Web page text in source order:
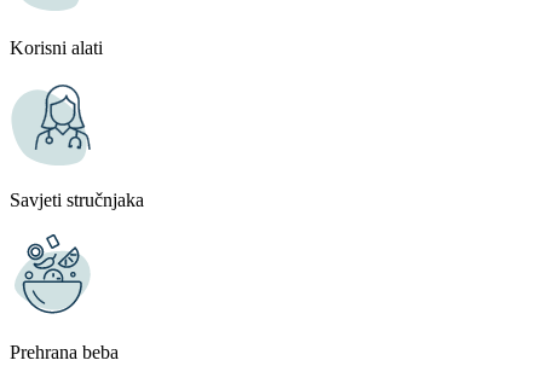
Korisni alati
Savjeti stručnjaka
Prehrana beba